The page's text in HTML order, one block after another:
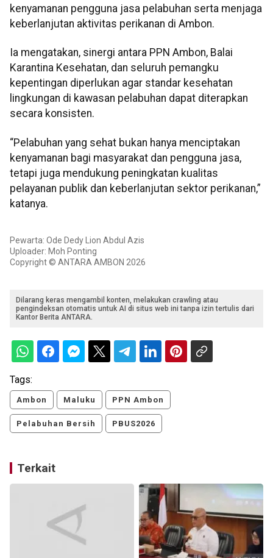
kenyamanan pengguna jasa pelabuhan serta menjaga
keberlanjutan aktivitas perikanan di Ambon.
Ia mengatakan, sinergi antara PPN Ambon, Balai
Karantina Kesehatan, dan seluruh pemangku
kepentingan diperlukan agar standar kesehatan
lingkungan di kawasan pelabuhan dapat diterapkan
secara konsisten.
“Pelabuhan yang sehat bukan hanya menciptakan
kenyamanan bagi masyarakat dan pengguna jasa,
tetapi juga mendukung peningkatan kualitas
pelayanan publik dan keberlanjutan sektor perikanan,”
katanya.
Pewarta: Ode Dedy Lion Abdul Azis
Uploader: Moh Ponting
Copyright © ANTARA AMBON 2026
Dilarang keras mengambil konten, melakukan crawling atau
pengindeksan otomatis untuk AI di situs web ini tanpa izin tertulis dari
Kantor Berita ANTARA.
Tags:
Ambon Maluku PPN Ambon
Pelabuhan Bersih PBUS2026
Terkait